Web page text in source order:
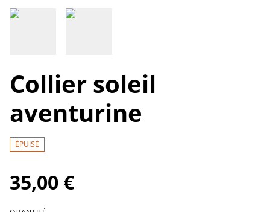
Collier soleil
aventurine
ÉPUISÉ
35,00 €